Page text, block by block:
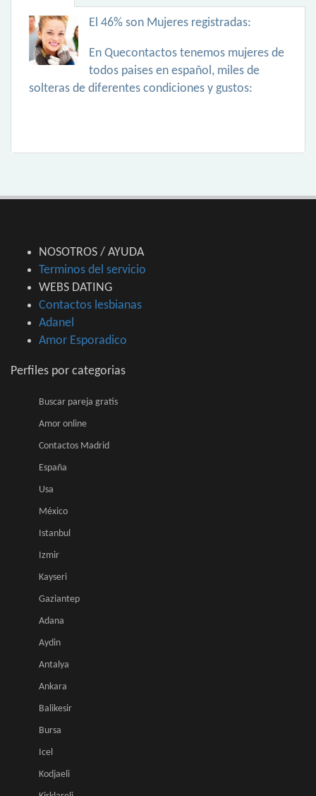
El 46% son Mujeres registradas:
En Quecontactos tenemos mujeres de
todos paises en español, miles de
solteras de diferentes condiciones y gustos:
NOSOTROS / AYUDA
Terminos del servicio
WEBS DATING
Contactos lesbianas
Adanel
Amor Esporadico
Perfiles por categorias
Buscar pareja gratis
Amor online
Contactos Madrid
España
Usa
México
Istanbul
Izmir
Kayseri
Gaziantep
Adana
Aydin
Antalya
Ankara
Balikesir
Bursa
Icel
Kodjaeli